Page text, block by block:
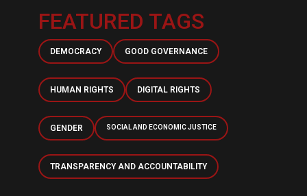
FEATURED TAGS
DEMOCRACY GOOD GOVERNANCE
HUMAN RIGHTS DIGITAL RIGHTS
GENDER SOCIAL AND ECONOMIC JUSTICE
TRANSPARENCY AND ACCOUNTABILITY